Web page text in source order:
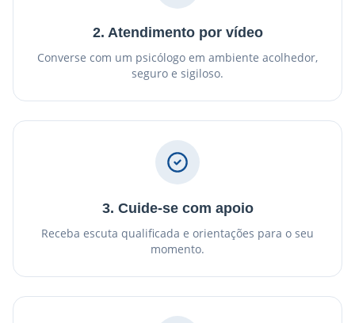
2. Atendimento por vídeo
Converse com um psicólogo em ambiente acolhedor,
seguro e sigiloso.
3. Cuide-se com apoio
Receba escuta qualificada e orientações para o seu
momento.